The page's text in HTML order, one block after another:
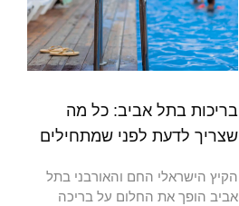
בריכות בתל אביב: כל מה
שצריך לדעת לפני שמתחילים
הקיץ הישראלי החם והאורבני בתל
אביב הופך את החלום על בריכה